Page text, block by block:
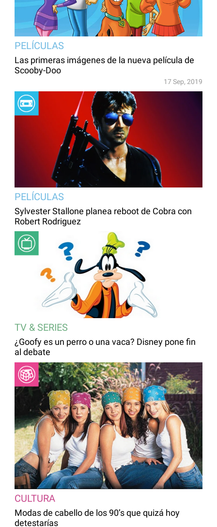
PELÍCULAS
Las primeras imágenes de la nueva película de
Scooby-Doo
17 Sep, 2019
PELÍCULAS
Sylvester Stallone planea reboot de Cobra con
Robert Rodriguez
TV & SERIES
¿Goofy es un perro o una vaca? Disney pone fin
al debate
CULTURA
Modas de cabello de los 90’s que quizá hoy
detestarías